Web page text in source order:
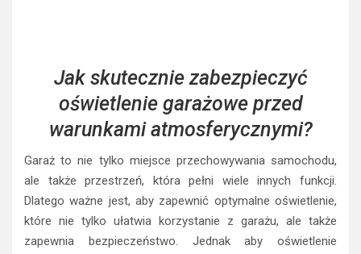
Jak skutecznie zabezpieczyć
oświetlenie garażowe przed
warunkami atmosferycznymi?
Garaż to nie tylko miejsce przechowywania samochodu,
ale także przestrzeń, która pełni wiele innych funkcji.
Dlatego ważne jest, aby zapewnić optymalne oświetlenie,
które nie tylko ułatwia korzystanie z garażu, ale także
zapewnia bezpieczeństwo. Jednak aby oświetlenie